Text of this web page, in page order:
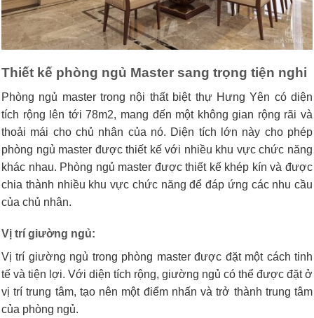
Thiết kế phòng ngủ Master sang trọng tiện nghi
Phòng ngủ master trong nội thất biệt thự Hưng Yên có diện
tích rộng lên tới 78m2, mang đến một không gian rộng rãi và
thoải mái cho chủ nhân của nó. Diện tích lớn này cho phép
phòng ngủ master được thiết kế với nhiều khu vực chức năng
khác nhau. Phòng ngủ master được thiết kế khép kín và được
chia thành nhiều khu vực chức năng để đáp ứng các nhu cầu
của chủ nhân.
Vị trí giường ngủ:
Vị trí giường ngủ trong phòng master được đặt một cách tinh
tế và tiện lợi. Với diện tích rộng, giường ngủ có thể được đặt ở
vị trí trung tâm, tạo nên một điểm nhấn và trở thành trung tâm
của phòng ngủ.